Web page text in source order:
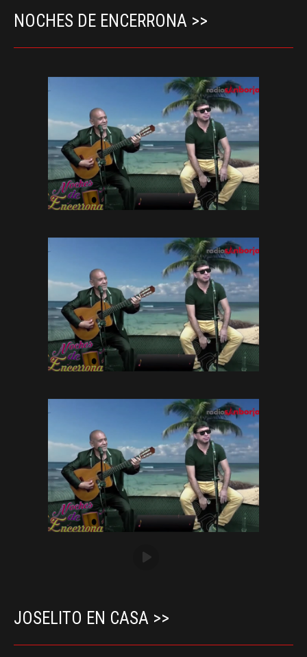
NOCHES DE ENCERRONA >>
JOSELITO EN CASA >>